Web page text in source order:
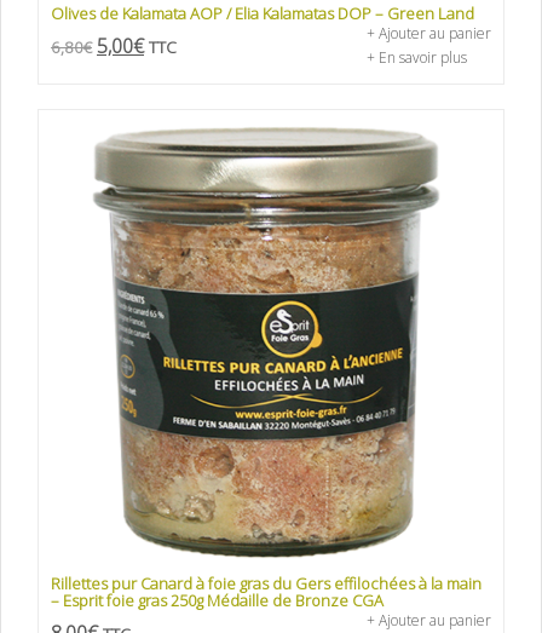
Olives de Kalamata AOP / Elia Kalamatas DOP – Green Land
6,80€ 5,00€ TTC
+ Ajouter au panier
+ En savoir plus
Rillettes pur Canard à foie gras du Gers effilochées à la main
– Esprit foie gras 250g Médaille de Bronze CGA
+ Ajouter au panier